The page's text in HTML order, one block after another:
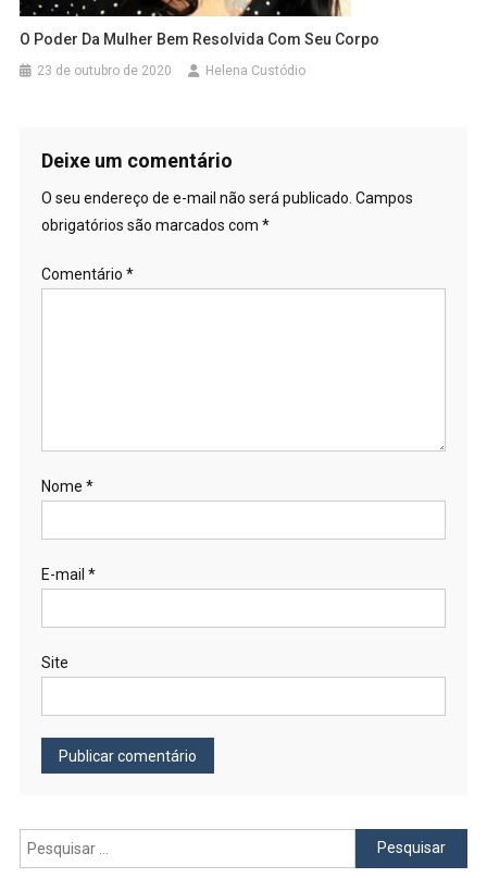
O Poder Da Mulher Bem Resolvida Com Seu Corpo
23 de outubro de 2020 Helena Custódio
Deixe um comentário
O seu endereço de e-mail não será publicado. Campos
obrigatórios são marcados com *
Comentário *
Nome *
E-mail *
Site
Pesquisar
por: